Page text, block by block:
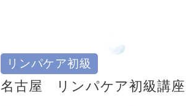
リンパケア初級
名古屋 リンパケア初級講